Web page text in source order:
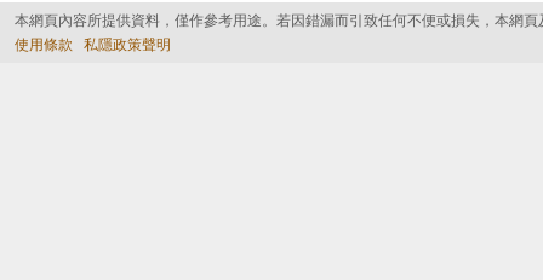
本網頁內容所提供資料，僅作參考用途。若因錯漏而引致任何不便或損失，本網
使用條款
私隱政策聲明